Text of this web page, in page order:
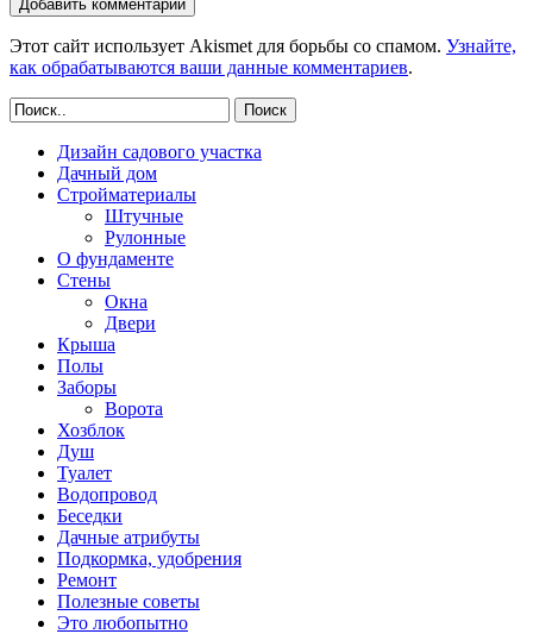
Этот сайт использует Akismet для борьбы со спамом. Узнайте,
как обрабатываются ваши данные комментариев.
Поиск
Дизайн садового участка
Дачный дом
Стройматериалы
Штучные
Рулонные
О фундаменте
Стены
Окна
Двери
Крыша
Полы
Заборы
Ворота
Хозблок
Душ
Туалет
Водопровод
Беседки
Дачные атрибуты
Подкормка, удобрения
Ремонт
Полезные советы
Это любопытно